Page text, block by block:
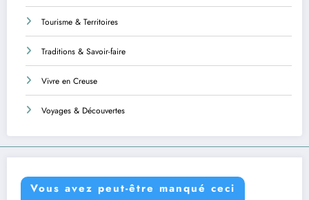
Tourisme & Territoires
Traditions & Savoir-faire
Vivre en Creuse
Voyages & Découvertes
Vous avez peut-être manqué ceci